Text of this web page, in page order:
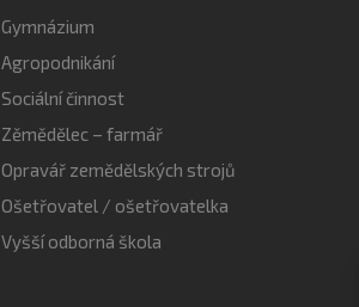
Gymnázium
Agropodnikání
Sociální činnost
Zěmědělec – farmář
Opravář zemědělských strojů
Ošetřovatel / ošetřovatelka
Vyšší odborná škola